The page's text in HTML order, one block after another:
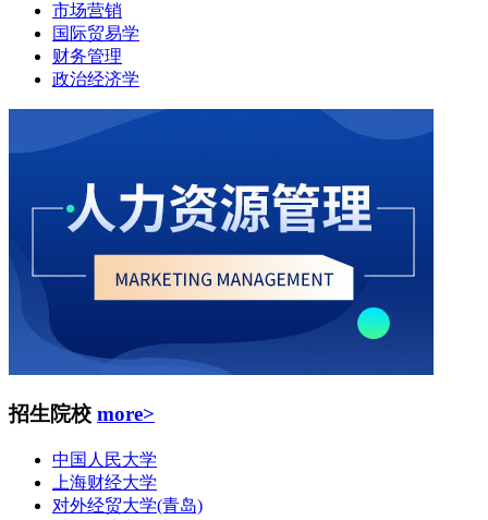
市场营销
国际贸易学
财务管理
政治经济学
招生院校 more>
中国人民大学
上海财经大学
对外经贸大学(青岛)